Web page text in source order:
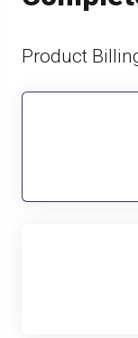
Product